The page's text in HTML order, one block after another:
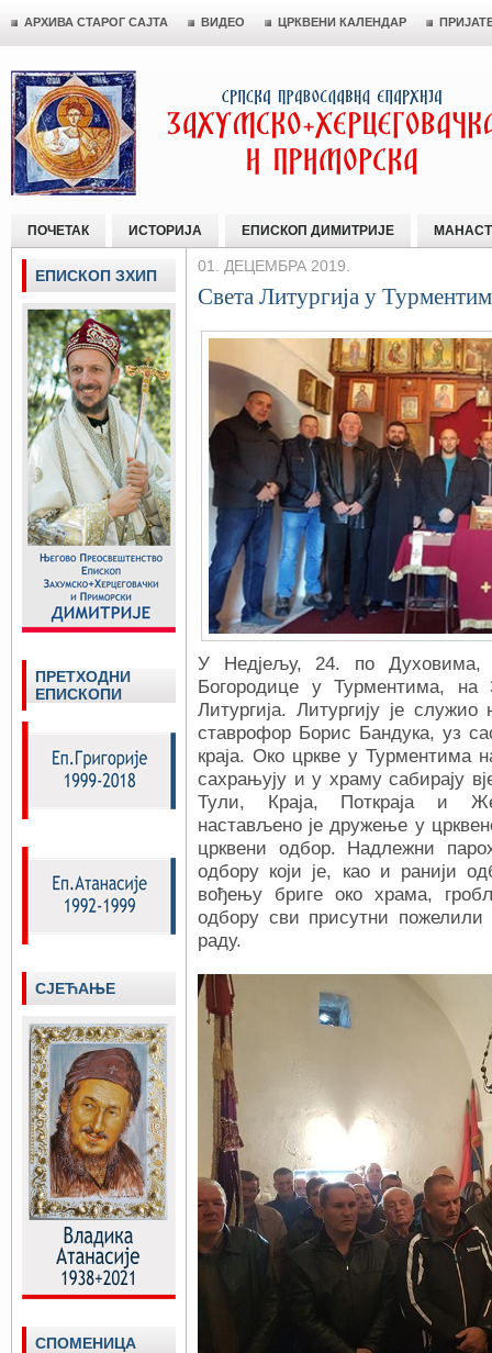
АРХИВА СТАРОГ САЈТА ВИДЕО ЦРКВЕНИ КАЛЕНДАР
ПОЧЕТАК ИСТОРИЈА ЕПИСКОП ДИМИТРИЈЕ
01. ДЕЦЕМБРА 2019.
Света Литургија у
У Недјељу, 24. по Духовима,
Богородице у Турментима, на
Литургија. Литургију је
ставрофор Борис Бандука, уз
краја. Око цркве у Турментима
сахрањују и у храму сабирају
Тули, Краја, Поткраја и
настављено је дружење у
црквени одбор. Надлежни
одбору који је, као и ранији
вођењу бриге око храма,
одбору сви присутни
раду.
ЕПИСКОП ЗХИП
ПРЕТХОДНИ
ЕПИСКОПИ
СЈЕЋАЊЕ
СПОМЕНИЦА